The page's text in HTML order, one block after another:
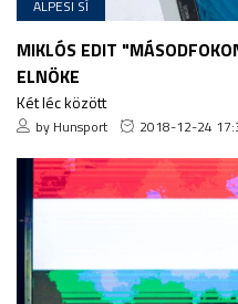
ALPESI SÍ
MIKLÓS EDIT
ELNÖKE
Két léc között
by Hunsport 2018-12-24